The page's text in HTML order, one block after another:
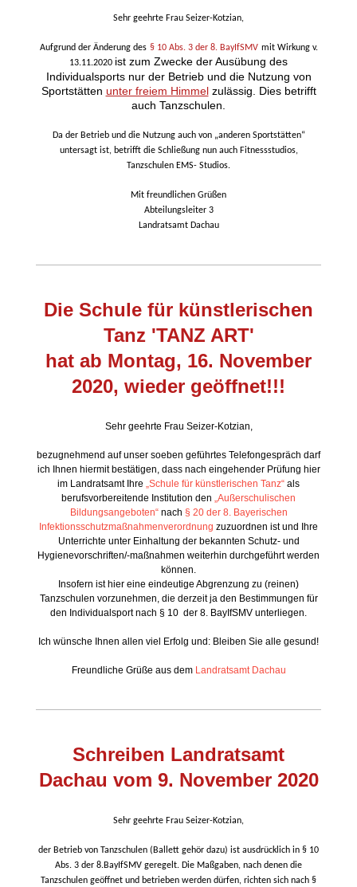
Sehr geehrte Frau Seizer-Kotzian,
Aufgrund der Änderung des § 10 Abs. 3 der 8. BayIfSMV mit Wirkung v.
13.11.2020 ist zum Zwecke der Ausübung des
Individualsports nur der Betrieb und die Nutzung von
Sportstätten unter freiem Himmel zulässig. Dies betrifft
auch Tanzschulen.
Da der Betrieb und die Nutzung auch von „anderen Sportstätten“
untersagt ist, betrifft die Schließung nun auch Fitnessstudios,
Tanzschulen EMS- Studios.
Mit freundlichen Grüßen
Abteilungsleiter 3
Landratsamt Dachau
Die Schule für künstlerischen
Tanz 'TANZ ART'
hat ab Montag, 16. November
2020, wieder geöffnet!!!
Sehr geehrte Frau Seizer-Kotzian,
bezugnehmend auf unser soeben geführtes Telefongespräch darf
ich Ihnen hiermit bestätigen, dass nach eingehender Prüfung hier
im Landratsamt Ihre „Schule für künstlerischen Tanz“ als
berufsvorbereitende Institution den „Außerschulischen
Bildungsangeboten“ nach § 20 der 8. Bayerischen
Infektionsschutzmaßnahmenverordnung zuzuordnen ist und Ihre
Unterrichte unter Einhaltung der bekannten Schutz- und
Hygienevorschriften/-maßnahmen weiterhin durchgeführt werden
können.
Insofern ist hier eine eindeutige Abgrenzung zu (reinen)
Tanzschulen vorzunehmen, die derzeit ja den Bestimmungen für
den Individualsport nach § 10 der 8. BayIfSMV unterliegen.
Ich wünsche Ihnen allen viel Erfolg und: Bleiben Sie alle gesund!
Freundliche Grüße aus dem Landratsamt Dachau
Schreiben Landratsamt
Dachau vom 9. November 2020
Sehr geehrte Frau Seizer-Kotzian,
der Betrieb von Tanzschulen (Ballett gehör dazu) ist ausdrücklich in § 10
Abs. 3 der 8.BayIfSMV geregelt. Die Maßgaben, nach denen die
Tanzschulen geöffnet und betrieben werden dürfen, richten sich nach §